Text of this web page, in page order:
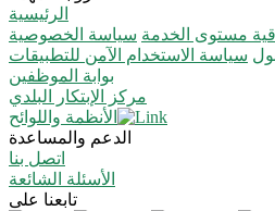
الرئيسية
سياسة الخصوصية مستوى الخدمة
سياسة الاستخدام الآمن للتطبيقات
بوابة الموظفين
مركز الإبتكار البلدي
الأنظمة واللوائح
الدعم والمساعدة
اتصل بنا
الأسئلة الشائعة
تابعنا على